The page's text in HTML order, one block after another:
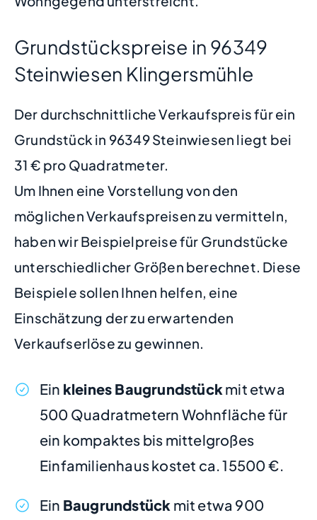
Grundstückspreise in 96349
Steinwiesen Klingersmühle
Der durchschnittliche Verkaufspreis für ein
Grundstück in 96349 Steinwiesen liegt bei
31 € pro Quadratmeter.
Um Ihnen eine Vorstellung von den
möglichen Verkaufspreisen zu vermitteln,
haben wir Beispielpreise für Grundstücke
unterschiedlicher Größen berechnet. Diese
Beispiele sollen Ihnen helfen, eine
Einschätzung der zu erwartenden
Verkaufserlöse zu gewinnen.
Ein kleines Baugrundstückmit etwa
500 Quadratmetern Wohnfläche für
ein kompaktes bis mittelgroßes
Einfamilienhaus kostet ca. 15500 €.
Ein Baugrundstück mit etwa 900